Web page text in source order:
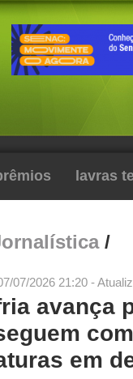
lavras
/
07/2026 21:20 -
avança
em